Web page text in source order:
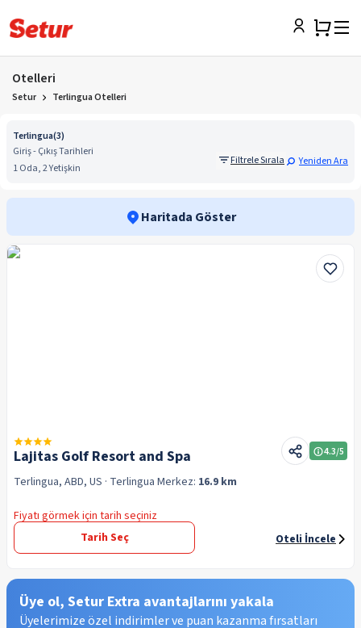
Otelleri
Setur Terlingua Otelleri
Terlingua(3)
Giriş - Çıkış Tarihleri
1 Oda, 2 Yetişkin
Filtrele Sırala Yeniden Ara
Haritada Göster
Lajitas Golf Resort and Spa 4.3/5
Terlingua, ABD, US · Terlingua Merkez: 16.9 km
Fiyatı görmek için tarih seçiniz
Tarih Seç
Oteli İncele
Üye ol, Setur Extra avantajlarını yakala
Üyelerimize özel indirimler ve puan kazanma fırsatları